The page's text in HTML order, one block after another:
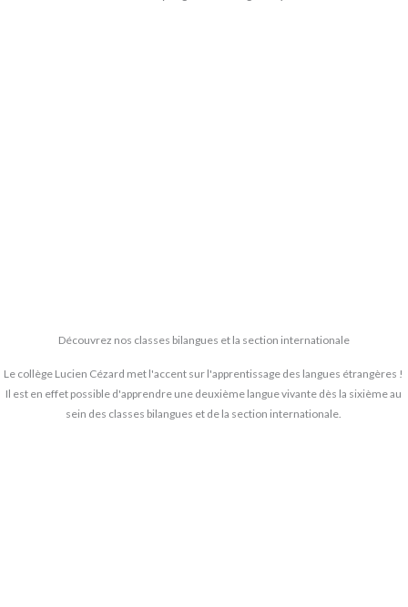
Découvrez nos classes bilangues et la section internationale
Le collège Lucien Cézard met l'accent sur l'apprentissage des langues étrangères !
Il est en effet possible d'apprendre une deuxième langue vivante dès la sixième au
sein des classes bilangues et de la section internationale.